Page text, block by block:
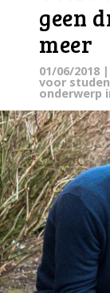
geen
meer
01/06/2018
voor
onderwerp